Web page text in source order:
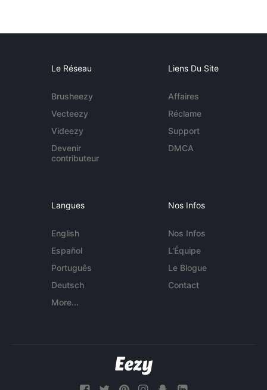
Le Réseau
Brusheezy
Vecteezy
Videezy
Devenir
contributeur
Liens Du Site
Affaires
Réclame
Support
DMCA
Langues
English
Español
Português
Deutsch
More...
Nos Infos
Nos Infos
L'Équipe
Le Blogue
Contact